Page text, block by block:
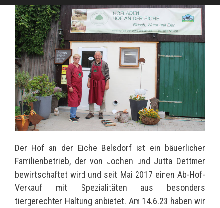
Der Hof an der Eiche Belsdorf ist ein bäuerlicher
Familienbetrieb, der von Jochen und Jutta Dettmer
bewirtschaftet wird und seit Mai 2017 einen Ab-Hof-
Verkauf mit Spezialitäten aus besonders
tiergerechter Haltung anbietet. Am 14.6.23 haben wir